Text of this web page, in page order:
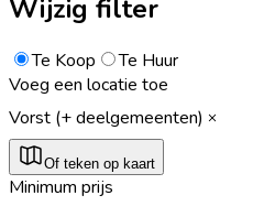
Wijzig filter
Te Koop
Te Huur
Voeg een locatie toe
Vorst (+ deelgemeenten)
Of teken op kaart
Minimum prijs